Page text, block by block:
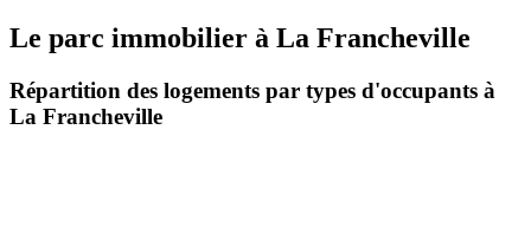
Le parc immobilier à La Francheville
Répartition des logements par types d'occupants à
La Francheville